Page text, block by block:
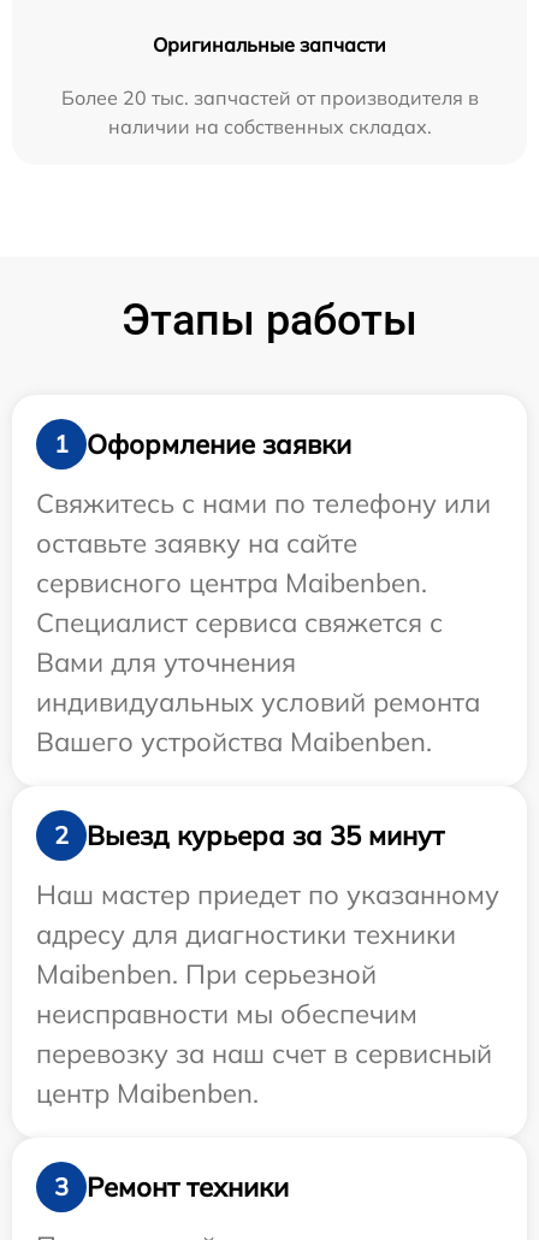
Оригинальные запчасти
Более 20 тыс. запчастей от производителя в
наличии на собственных складах.
Этапы работы
1
Оформление заявки
Свяжитесь с нами по телефону или
оставьте заявку на сайте
сервисного центра Maibenben.
Специалист сервиса свяжется с
Вами для уточнения
индивидуальных условий ремонта
Вашего устройства Maibenben.
2
Выезд курьера за 35 минут
Наш мастер приедет по указанному
адресу для диагностики техники
Maibenben. При серьезной
неисправности мы обеспечим
перевозку за наш счет в сервисный
центр Maibenben.
3
Ремонт техники